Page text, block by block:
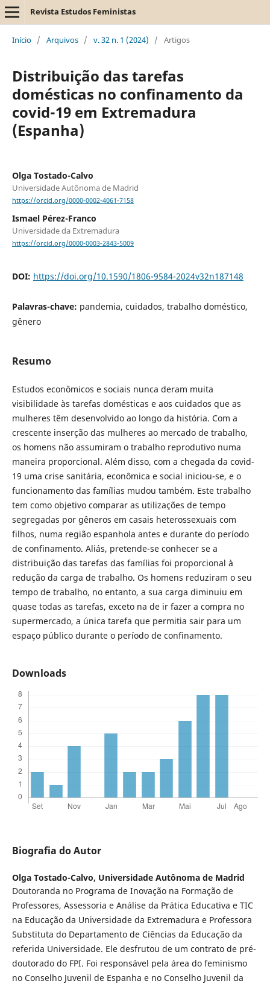
Revista Estudos Feministas
Início / Arquivos / v. 32 n. 1 (2024) / Artigos
Distribuição das tarefas
domésticas no confinamento da
covid-19 em Extremadura
(Espanha)
Olga Tostado-Calvo
Universidade Autônoma de Madrid
https://orcid.org/0000-0002-4061-7158
Ismael Pérez-Franco
Universidade da Extremadura
https://orcid.org/0000-0003-2843-5009
DOI: https://doi.org/10.1590/1806-9584-2024v32n187148
Palavras-chave: pandemia, cuidados, trabalho doméstico,
gênero
Resumo
Estudos econômicos e sociais nunca deram muita
visibilidade às tarefas domésticas e aos cuidados que as
mulheres têm desenvolvido ao longo da história. Com a
crescente inserção das mulheres ao mercado de trabalho,
os homens não assumiram o trabalho reprodutivo numa
maneira proporcional. Além disso, com a chegada da covid-
19 uma crise sanitária, econômica e social iniciou-se, e o
funcionamento das famílias mudou também. Este trabalho
tem como objetivo comparar as utilizações de tempo
segregadas por gêneros em casais heterossexuais com
filhos, numa região espanhola antes e durante do período
de confinamento. Aliás, pretende-se conhecer se a
distribuição das tarefas das famílias foi proporcional à
redução da carga de trabalho. Os homens reduziram o seu
tempo de trabalho, no entanto, a sua carga diminuiu em
quase todas as tarefas, exceto na de ir fazer a compra no
supermercado, a única tarefa que permitia sair para um
espaço público durante o período de confinamento.
Downloads
Biografia do Autor
Olga Tostado-Calvo, Universidade Autônoma de Madrid
Doutoranda no Programa de Inovação na Formação de
Professores, Assessoria e Análise da Prática Educativa e TIC
na Educação da Universidade da Extremadura e Professora
Substituta do Departamento de Ciências da Educação da
referida Universidade. Ele desfrutou de um contrato de pré-
doutorado do FPI. Foi responsável pela área do feminismo
no Conselho Juvenil de Espanha e no Conselho Juvenil da